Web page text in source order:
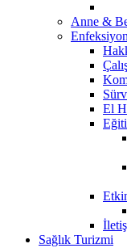
Anne &
El
Sağlık Turizmi